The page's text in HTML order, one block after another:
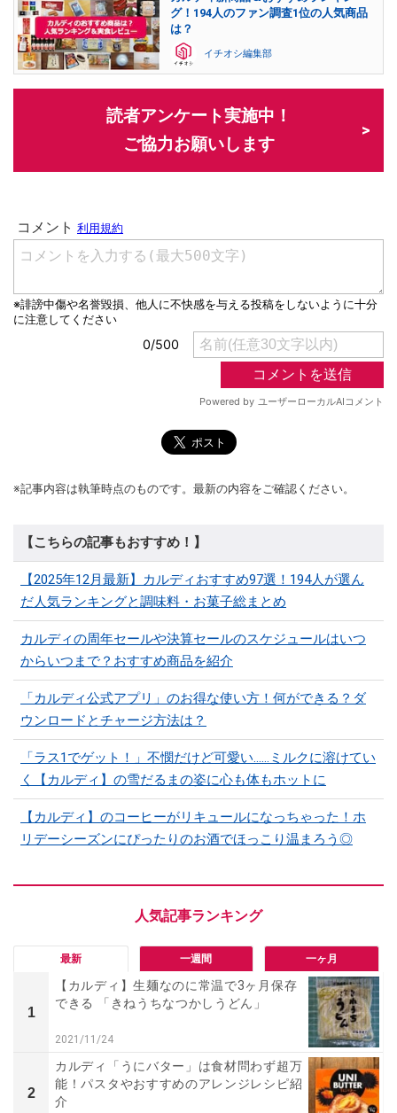
グ！194人のファン調査1位の人気商品
は？
イチオシ編集部
読者アンケート実施中！
ご協力お願いします
※記事内容は執筆時点のものです。最新の内容をご確認ください。
【こちらの記事もおすすめ！】
【2025年12月最新】カルディおすすめ97選！194人が選ん
だ人気ランキングと調味料・お菓子総まとめ
カルディの周年セールや決算セールのスケジュールはいつ
からいつまで？おすすめ商品を紹介
「カルディ公式アプリ」のお得な使い方！何ができる？ダ
ウンロードとチャージ方法は？
「ラス1でゲット！」不憫だけど可愛い……ミルクに溶けてい
く【カルディ】の雪だるまの姿に心も体もホットに
【カルディ】のコーヒーがリキュールになっちゃった！ホ
リデーシーズンにぴったりのお酒でほっこり温まろう◎
最新 一週間 一ヶ月
1
【カルディ】生麺なのに常温で3ヶ月保存
できる 「きねうちなつかしうどん」
2021/11/24
2
カルディ「うにバター」は食材問わず超万
能！パスタやおすすめのアレンジレシピ紹
介